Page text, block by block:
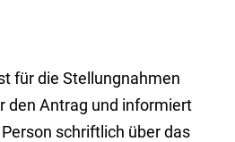
für die Stellungnahmen
den Antrag und informiert
schriftlich über das